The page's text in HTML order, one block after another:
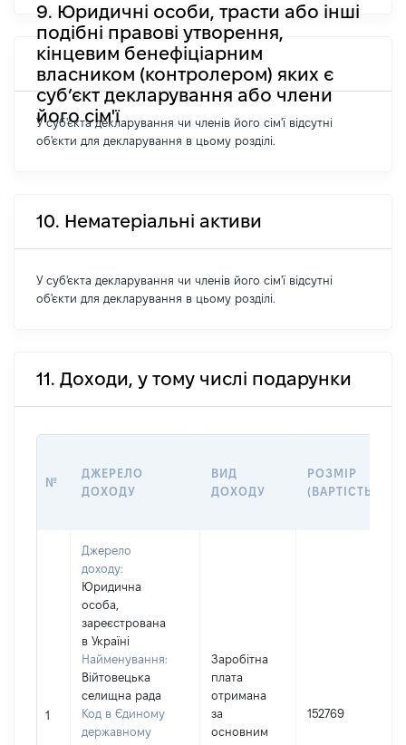
9. Юридичні особи, трасти або інші
подібні правові утворення,
кінцевим бенефіціарним
власником (контролером) яких є
суб’єкт декларування або члени
його сім'ї
У суб'єкта декларування чи членів його сім'ї відсутні
об'єкти для декларування в цьому розділі.
10. Нематеріальні активи
У суб'єкта декларування чи членів його сім'ї відсутні
об'єкти для декларування в цьому розділі.
11. Доходи, у тому числі подарунки
№
ДЖЕРЕЛО
ДОХОДУ
ВИД
ДОХОДУ
РОЗМІР
(ВАРТІСТЬ)
1
Джерело
доходу:
Юридична
особа,
зареєстрована
в Україні
Найменування:
Війтовецька
селищна рада
Код в Єдиному
державному
Заробітна
плата
отримана
за
основним
152769